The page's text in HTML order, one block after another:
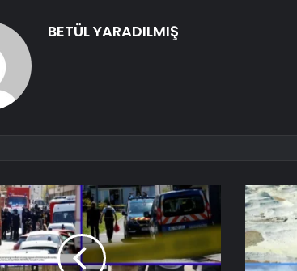
BETÜL YARADILMIŞ